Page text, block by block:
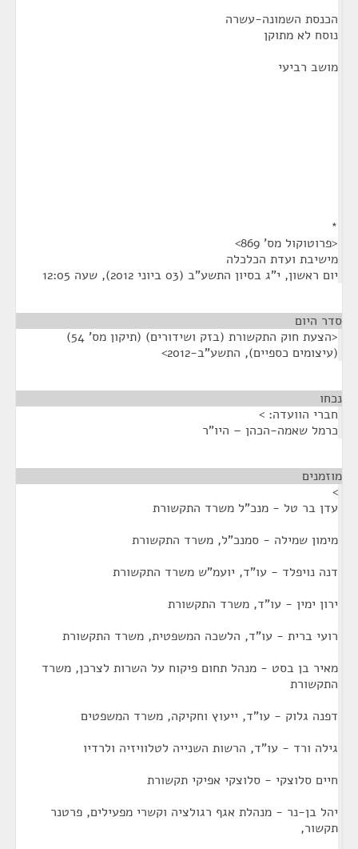
הכנסת השמונה-עשרה
נוסח לא מתוקן
מושב רביעי
*
<פרוטוקול מס' 869>
מישיבת ועדת הכלכלה
יום ראשון, י"ג בסיון התשע"ב (03 ביוני 2012), שעה 12:05
סדר היום
<הצעת חוק התקשורת (בזק ושידורים) (תיקון מס' 54)
(עיצומים כספיים), התשע"ב-2012>
נכחו
חברי הוועדה: >
כרמל שאמה-הכהן – היו"ר
מוזמנים
>
עדן בר טל - מנכ"ל משרד התקשורת
מימון שמילה - סמנכ"ל, משרד התקשורת
דנה נויפלד - עו"ד, יועמ"ש משרד התקשורת
ירון ימין - עו"ד, משרד התקשורת
רועי ברית - עו"ד, הלשכה המשפטית, משרד התקשורת
מאיר בן בסט - מנהל תחום פיקוח על השרות לצרכן, משרד
התקשורת
דפנה גלוק - עו"ד, ייעוץ וחקיקה, משרד המשפטים
גילה ורד - עו"ד, הרשות השנייה לטלוויזיה ולרדיו
חיים סלוצקי - סלוצקי אפיקי תקשורת
יהל בן-נר - מנהלת אגף רגולציה וקשרי מפעילים, פרטנר
תקשור,